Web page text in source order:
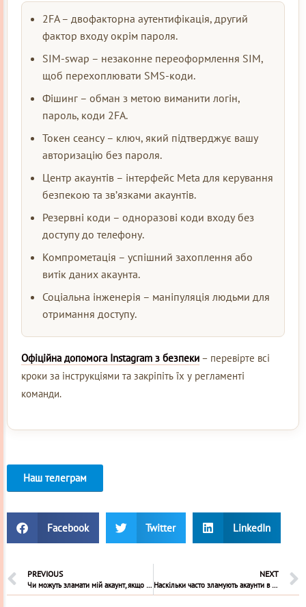
2FA – двофакторна аутентифікація, другий
фактор входу окрім пароля.
SIM-swap – незаконне переоформлення SIM,
щоб перехоплювати SMS-коди.
Фішинг – обман з метою виманити логін,
пароль, коди 2FA.
Токен сеансу – ключ, який підтверджує вашу
авторизацію без пароля.
Центр акаунтів – інтерфейс Meta для керування
безпекою та зв’язками акаунтів.
Резервні коди – одноразові коди входу без
доступу до телефону.
Компрометація – успішний захоплення або
витік даних акаунта.
Соціальна інженерія – маніпуляція людьми для
отримання доступу.
Офіційна допомога Instagram з безпеки – перевірте всі
кроки за інструкціями та закріпіть їх у регламенті
команди.
Наш телеграм
Facebook Twitter LinkedIn
PREVIOUS
Чи можуть зламати мій акаунт, якщо я напишу комусь у особисті повідомлення в Інстаграмі?
NEXT
Наскільки часто зламують акаунти в Інстаграм?